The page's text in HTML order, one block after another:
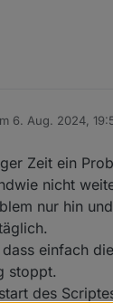
6. Aug. 2024,
von
Zeit ein
nicht
nur hin
einfach
stoppt.
des